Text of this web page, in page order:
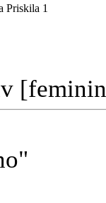
Priskila 1